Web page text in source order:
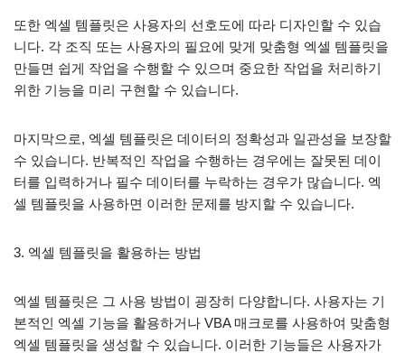
또한 엑셀 템플릿은 사용자의 선호도에 따라 디자인할 수 있습
니다. 각 조직 또는 사용자의 필요에 맞게 맞춤형 엑셀 템플릿을
만들면 쉽게 작업을 수행할 수 있으며 중요한 작업을 처리하기
위한 기능을 미리 구현할 수 있습니다.
마지막으로, 엑셀 템플릿은 데이터의 정확성과 일관성을 보장할
수 있습니다. 반복적인 작업을 수행하는 경우에는 잘못된 데이
터를 입력하거나 필수 데이터를 누락하는 경우가 많습니다. 엑
셀 템플릿을 사용하면 이러한 문제를 방지할 수 있습니다.
3. 엑셀 템플릿을 활용하는 방법
엑셀 템플릿은 그 사용 방법이 굉장히 다양합니다. 사용자는 기
본적인 엑셀 기능을 활용하거나 VBA 매크로를 사용하여 맞춤형
엑셀 템플릿을 생성할 수 있습니다. 이러한 기능들은 사용자가